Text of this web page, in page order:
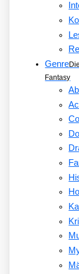
Genre
Fantasy